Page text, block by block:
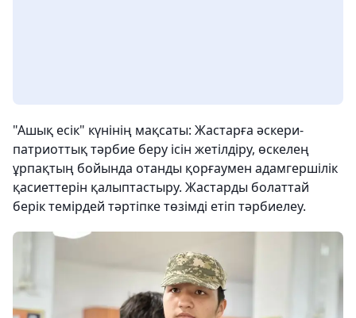
"Ашық есік" күнінің мақсаты: Жастарға әскери-
патриоттық тәрбие беру ісін жетілдіру, өскелең
ұрпақтың бойында отанды қорғаумен адамгершілік
қасиеттерін қалыптастыру. Жастарды болаттай
берік темірдей тәртіпке төзімді етіп тәрбиелеу.